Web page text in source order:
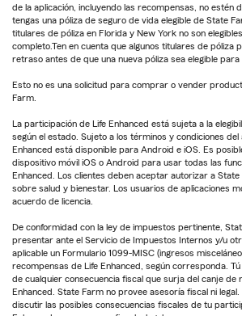
de la aplicación, incluyendo las recompensas, no estén
tengas una póliza de seguro de vida elegible de State
titulares de póliza en Florida y New York no son
completo.Ten en cuenta que algunos titulares de póliza
retraso antes de que una nueva póliza sea elegible para
Esto no es una solicitud para comprar o vender
Farm.
La participación de Life Enhanced está sujeta a la
según el estado. Sujeto a los términos y condiciones del
Enhanced está disponible para Android e iOS. Es
dispositivo móvil iOS o Android para usar todas las
Enhanced. Los clientes deben aceptar autorizar a
sobre salud y bienestar. Los usuarios de aplicaciones
acuerdo de licencia.
De conformidad con la ley de impuestos pertinente,
presentar ante el Servicio de Impuestos Internos y/u
aplicable un Formulario 1099-MISC (ingresos
recompensas de Life Enhanced, según corresponda.
de cualquier consecuencia fiscal que surja del canje de
Enhanced. State Farm no provee asesoría fiscal ni
discutir las posibles consecuencias fiscales de tu